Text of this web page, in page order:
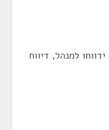
למנהל, דיווח